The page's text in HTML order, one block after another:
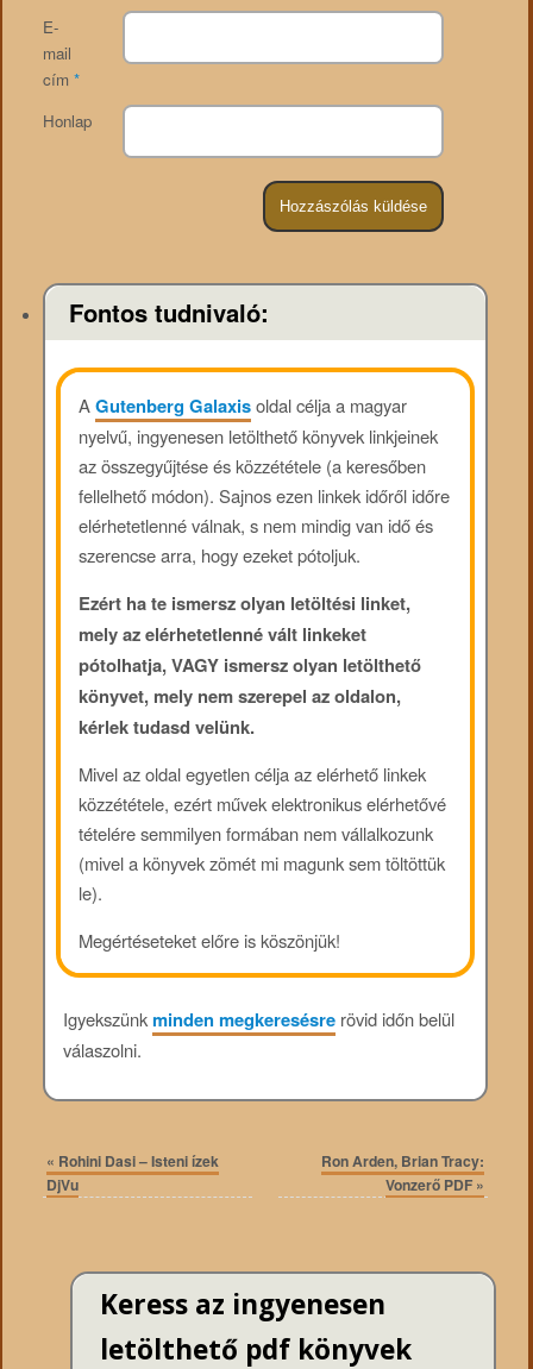
E-
mail
cím *
Honlap
Fontos tudnivaló:
AGutenberg Galaxisoldal célja a magyar
nyelvű, ingyenesen letölthető könyvek linkjeinek
az összegyűjtése és közzététele (a keresőben
fellelhető módon). Sajnos ezen linkek időről időre
elérhetetlenné válnak, s nem mindig van idő és
szerencse arra, hogy ezeket pótoljuk.
Ezért ha te ismersz olyan letöltési linket,
mely az elérhetetlenné vált linkeket
pótolhatja, VAGY ismersz olyan letölthető
könyvet, mely nem szerepel az oldalon,
kérlek tudasd velünk.
Mivel az oldal egyetlen célja az elérhető linkek
közzététele, ezért művek elektronikus elérhetővé
tételére semmilyen formában nem vállalkozunk
(mivel a könyvek zömét mi magunk sem töltöttük
le).
Megértéseteket előre is köszönjük!
Igyekszünkminden megkeresésrerövid időn belül
válaszolni.
« Rohini Dasi – Isteni ízek
DjVu
Ron Arden, Brian Tracy:
Vonzerő PDF »
Keress az ingyenesen
letölthető pdf könyvek